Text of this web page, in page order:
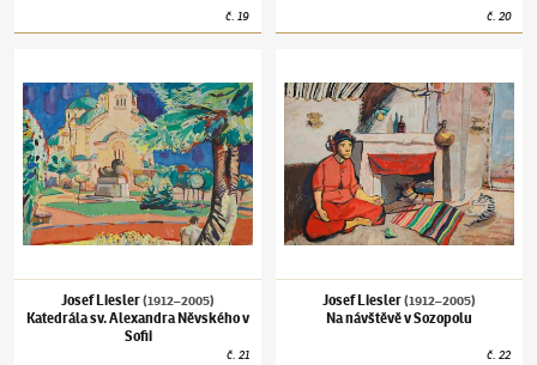
č.19 č.20
Josef Liesler(1912–2005)
Katedrála sv. Alexandra Něvského v
Sofii
č.21
Josef Liesler(1912–2005)
Na návštěvě v Sozopolu
č.22